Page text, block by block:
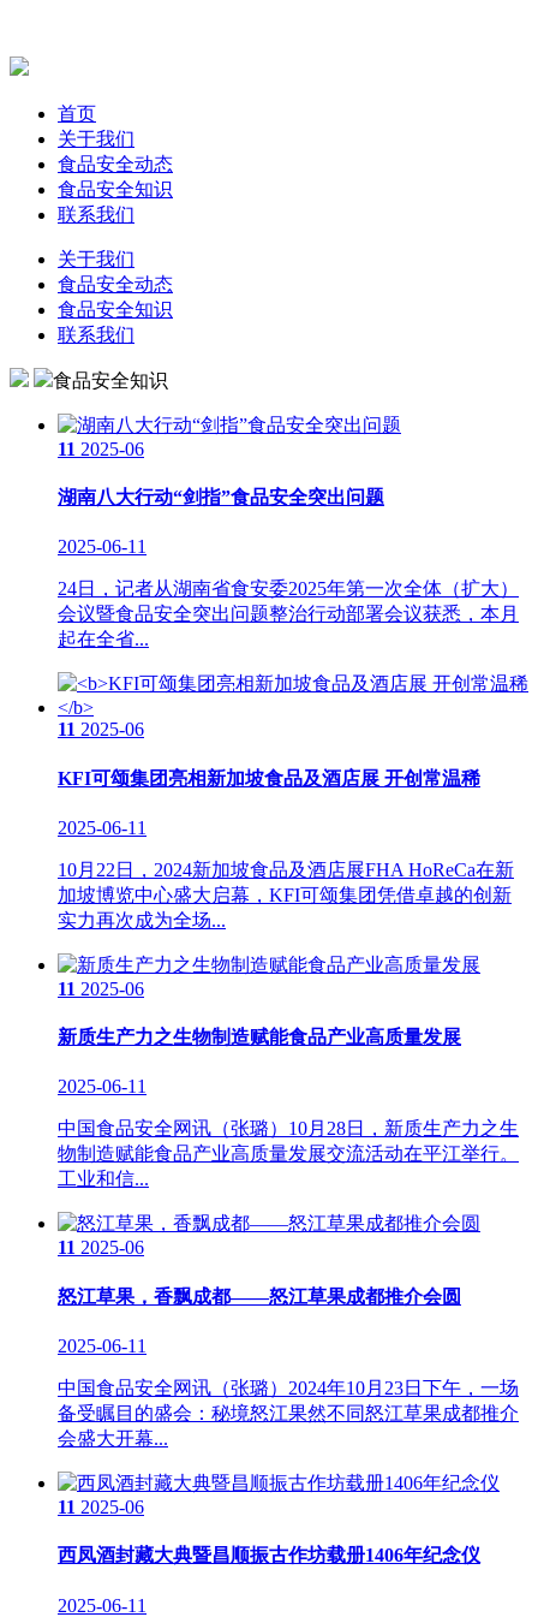
首页
关于我们
食品安全动态
食品安全知识
联系我们
关于我们
食品安全动态
食品安全知识
联系我们
食品安全知识
11 2025-06
湖南八大行动“剑指”食品安全突出问题
2025-06-11
24日，记者从湖南省食安委2025年第一次全体（扩大）
会议暨食品安全突出问题整治行动部署会议获悉，本月
起在全省...
11 2025-06
KFI可颂集团亮相新加坡食品及酒店展 开创常温稀
2025-06-11
10月22日，2024新加坡食品及酒店展FHA HoReCa在新
加坡博览中心盛大启幕，KFI可颂集团凭借卓越的创新
实力再次成为全场...
11 2025-06
新质生产力之生物制造赋能食品产业高质量发展
2025-06-11
中国食品安全网讯（张璐）10月28日，新质生产力之生
物制造赋能食品产业高质量发展交流活动在平江举行。
工业和信...
11 2025-06
怒江草果，香飘成都——怒江草果成都推介会圆
2025-06-11
中国食品安全网讯（张璐）2024年10月23日下午，一场
备受瞩目的盛会：秘境怒江果然不同怒江草果成都推介
会盛大开幕...
11 2025-06
西凤酒封藏大典暨昌顺振古作坊载册1406年纪念仪
2025-06-11